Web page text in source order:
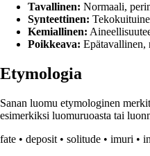
Tavallinen: Normaali,
Synteettinen:
Kemiallinen:
Poikkeava: Epätavallinen,
Etymologia
Sanan luomu etymologinen
esimerkiksi luomuruoasta tai
fate • deposit • solitude • imuri •